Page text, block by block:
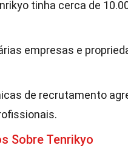
tinha cerca de
empresas e
de recrutamento
Sobre Tenrikyo